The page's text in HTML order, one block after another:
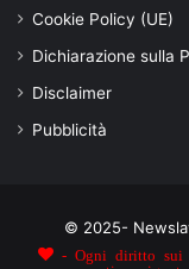
Cookie Policy (UE)
Dichiarazione sulla
Disclaimer
Pubblicità
© 2025-
- Ogni diritto sui